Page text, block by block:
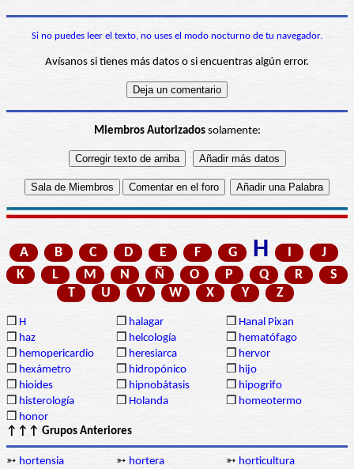
Si no puedes leer el texto, no uses el modo nocturno de tu navegador.
Avísanos si tienes más datos o si encuentras algún error.
Miembros Autorizadossolamente:
A B C D E F G H I
J
K
L M N Ñ O P Q R
S
T
U V W X Y Z
❒ H ❒ halagar ❒ Hanal Pixan
❒ haz ❒ helcología ❒ hematófago
❒ hemopericardio ❒ heresiarca ❒ hervor
❒ hexámetro ❒ hidropónico ❒ hijo
❒ hioides ❒ hipnobátasis ❒ hipogrifo
❒ histerología ❒ Holanda ❒ homeotermo
❒ honor
↑↑↑ Grupos Anteriores
➳ hortensia ➳ hortera ➳ horticultura